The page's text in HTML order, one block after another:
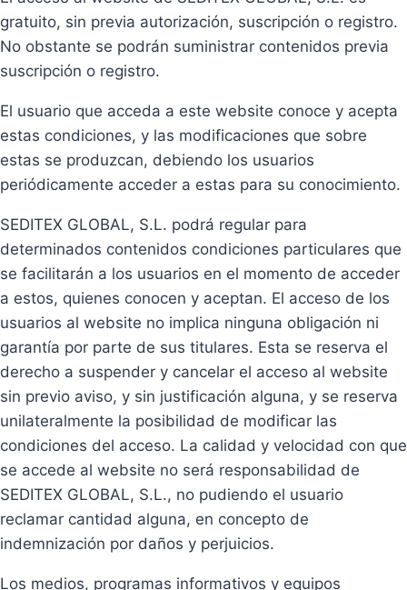
gratuito, sin previa autorización, suscripción o registro.
No obstante se podrán suministrar contenidos previa
suscripción o registro.
El usuario que acceda a este website conoce y acepta
estas condiciones, y las modificaciones que sobre
estas se produzcan, debiendo los usuarios
periódicamente acceder a estas para su conocimiento.
SEDITEX GLOBAL, S.L. podrá regular para
determinados contenidos condiciones particulares que
se facilitarán a los usuarios en el momento de acceder
a estos, quienes conocen y aceptan. El acceso de los
usuarios al website no implica ninguna obligación ni
garantía por parte de sus titulares. Esta se reserva el
derecho a suspender y cancelar el acceso al website
sin previo aviso, y sin justificación alguna, y se reserva
unilateralmente la posibilidad de modificar las
condiciones del acceso. La calidad y velocidad con que
se accede al website no será responsabilidad de
SEDITEX GLOBAL, S.L., no pudiendo el usuario
reclamar cantidad alguna, en concepto de
indemnización por daños y perjuicios.
Los medios, programas informativos y equipos